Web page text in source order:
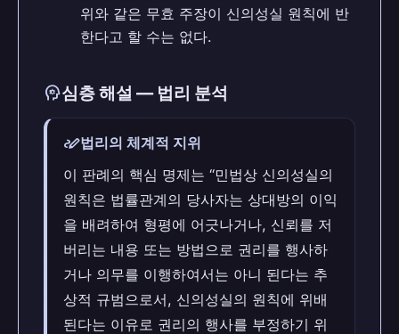
위와 같은 무효 주장이 신의성실 원칙에 반
한다고 할 수는 없다.
psychology심층 해설 — 법리 분석
stylus_note법리의 체계적 지위
이 판례의 핵심 명제는 “민법상 신의성실의
원칙은 법률관계의 당사자는 상대방의 이익
을 배려하여 형평에 어긋나거나, 신뢰를 저
버리는 내용 또는 방법으로 권리를 행사하
거나 의무를 이행하여서는 아니 된다는 추
상적 규범으로서, 신의성실의 원칙에 위배
된다는 이유로 권리의 행사를 부정하기 위